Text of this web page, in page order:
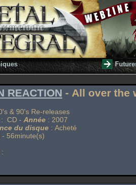
REACTION - All over the
& 90's Re-releases
: CD - Année : 2007
du disque : Acheté
- 56minute(s)
: